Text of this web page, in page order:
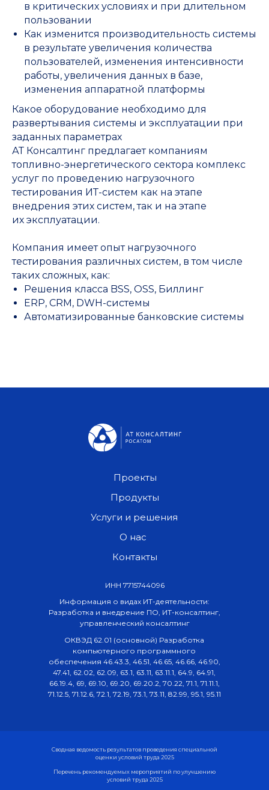
в критических условиях и при длительном
пользовании
Как изменится производительность системы
в результате увеличения количества
пользователей, изменения интенсивности
работы, увеличения данных в базе,
изменения аппаратной платформы
Какое оборудование необходимо для
развертывания системы и эксплуатации при
заданных параметрах
АТ Консалтинг предлагает компаниям
топливно-энергетического сектора комплекс
услуг по проведению нагрузочного
тестирования ИТ-систем как на этапе
внедрения этих систем, так и на этапе
их эксплуатации.
Компания имеет опыт нагрузочного
тестирования различных систем, в том числе
таких сложных, как:
Решения класса BSS, OSS, Биллинг
ERP, CRM, DWH-системы
Автоматизированные банковские системы
Информация о видах ИТ-деятельности:
Разработка и внедрение ПО, ИТ-консалтинг,
управленческий консалтинг
ОКВЭД 62.01 (основной) Разработка
компьютерного программного
обеспечения 46.43.3, 46.51, 46.65, 46.66, 46.90,
47.41, 62.02, 62.09, 63.1, 63.11, 63.11.1, 64.9, 64.91,
66.19.4, 69, 69.10, 69.20, 69.20.2, 70.22, 71.1, 71.11.1,
71.12.5, 71.12.6, 72.1, 72.19, 73.1, 73.11, 82.99, 95.1, 95.11
ИНН 7715744096
Проекты
Продукты
О нас
Контакты
Услуги и решения
Сводная ведомость результатов проведения специальной
оценки условий труда 2025
Перечень рекомендуемых мероприятий по улучшению
условий труда 2025